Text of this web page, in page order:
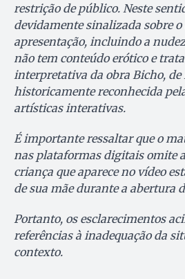
restrição de público. Neste
devidamente sinalizada sobre o
apresentação, incluindo a
não tem conteúdo erótico e
interpretativa da obra Bicho,
historicamente reconhecida
artísticas interativas.
É importante ressaltar que o
nas plataformas digitais omite
criança que aparece no vídeo
de sua mãe durante a abertura
Portanto, os esclarecimentos
referências à inadequação da
contexto.